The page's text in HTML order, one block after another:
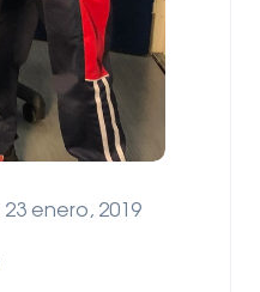
23 enero, 2019